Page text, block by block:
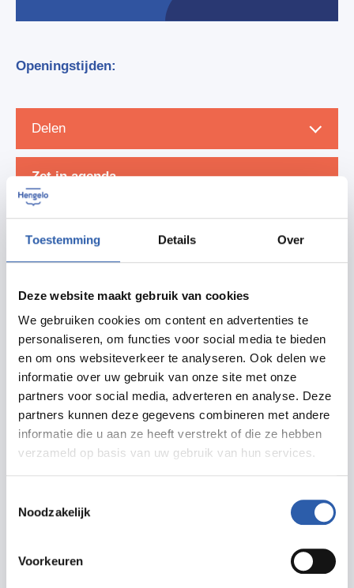
Toestemming Details Over
Deze website maakt gebruik van cookies
We gebruiken cookies om content en advertenties te
personaliseren, om functies voor social media te bieden
en om ons websiteverkeer te analyseren. Ook delen we
informatie over uw gebruik van onze site met onze
partners voor social media, adverteren en analyse. Deze
partners kunnen deze gegevens combineren met andere
informatie die u aan ze heeft verstrekt of die ze hebben
verzameld op basis van uw gebruik van hun services.
Noodzakelijk
Voorkeuren
Openingstijden:
Delen
Zet in agenda
Routebeschrijving
Meer informatie
schouwburghengelo.nl
info@schouwburghengelo.nl
074 255 6789
Prijzen